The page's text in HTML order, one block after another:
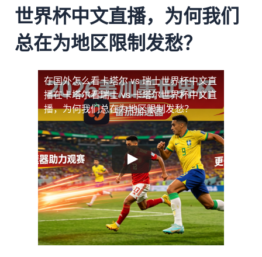
世界杯中文直播，为何我们
总在为地区限制发愁？
在国外怎么看卡塔尔 vs 瑞士世界杯中文直
播在卡塔尔看瑞士 vs 卡塔尔世界杯中文直
播，为何我们总在为地区限制发愁？